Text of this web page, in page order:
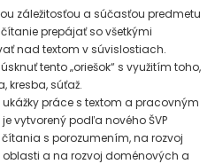
záležitosťou a súčasťou predmetu
prepájať so všetkými
nad textom v súvislostiach.
tento „oriešok“ s využitím toho,
kresba, súťaž.
práce s textom a pracovným
vytvorený podľa nového ŠVP
s porozumením, na rozvoj
a na rozvoj doménových a